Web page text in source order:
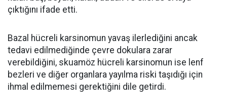
çıktığını ifade etti.
Bazal hücreli karsinomun yavaş ilerlediğini ancak
tedavi edilmediğinde çevre dokulara zarar
verebildiğini, skuamöz hücreli karsinomun ise lenf
bezleri ve diğer organlara yayılma riski taşıdığı için
ihmal edilmemesi gerektiğini dile getirdi.